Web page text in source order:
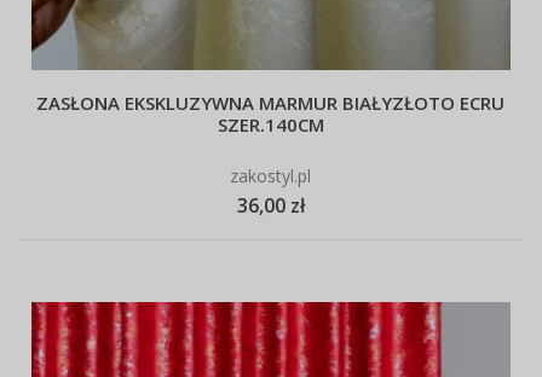
ZASŁONA EKSKLUZYWNA MARMUR BIAŁYZŁOTO ECRU
SZER.140CM
zakostyl.pl
36,00 zł